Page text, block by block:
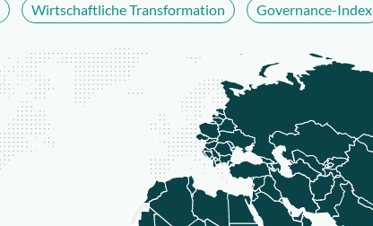
Wirtschaftliche Transformation Governance-Index